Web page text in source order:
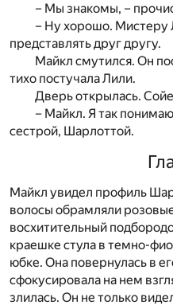
– Мы знакомы, –
– Ну хорошо. Мистеру
представлять друг другу.
Майкл смутился. Он
тихо постучала Лили.
Дверь открылась.
– Майкл. Я так
сестрой, Шарлоттой.
Майкл увидел профиль
волосы обрамляли
восхитительный
краешке стула в темно-
юбке. Она повернулась в
сфокусировала на нем
злилась. Он не только